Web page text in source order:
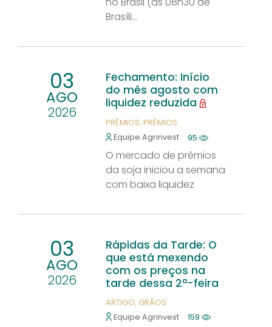
Brasíli...
03
AGO
2026
Fechamento: Início
do mês agosto com
liquidez reduzida
PRÊMIOS PRÊMIOS
Equipe Agrinvest
95
O mercado de prêmios
da soja iniciou a semana
com baixa liquidez
03
AGO
2026
Rápidas da Tarde: O
que está mexendo
com os preços na
tarde dessa 2ª-feira
ARTIGO GRÃOS
Equipe Agrinvest
159